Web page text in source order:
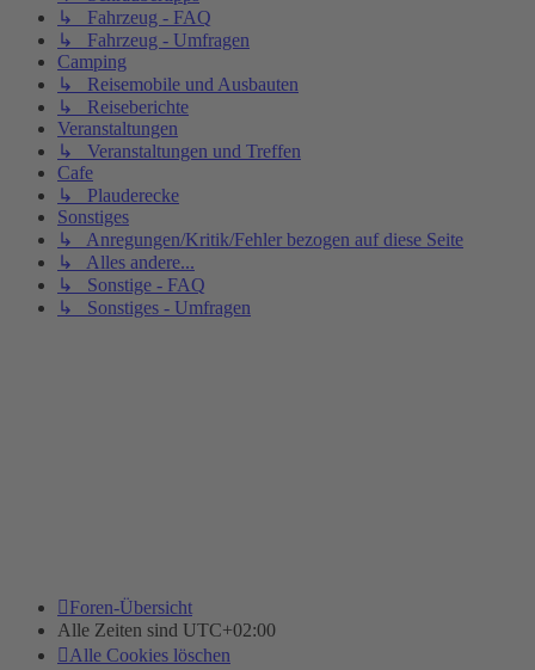
↳ Fahrzeug - FAQ
↳ Fahrzeug - Umfragen
Camping
↳ Reisemobile und Ausbauten
↳ Reiseberichte
Veranstaltungen
↳ Veranstaltungen und Treffen
Cafe
↳ Plauderecke
Sonstiges
↳ Anregungen/Kritik/Fehler bezogen auf diese Seite
↳ Alles andere...
↳ Sonstige - FAQ
↳ Sonstiges - Umfragen
Foren-Übersicht
Alle Zeiten sind UTC+02:00
Alle Cookies löschen